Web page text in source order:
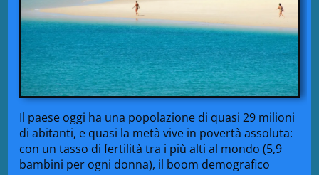
Il paese oggi ha una popolazione di quasi 29 milioni
di abitanti, e quasi la metà vive in povertà assoluta:
con un tasso di fertilità tra i più alti al mondo (5,9
bambini per ogni donna), il boom demografico